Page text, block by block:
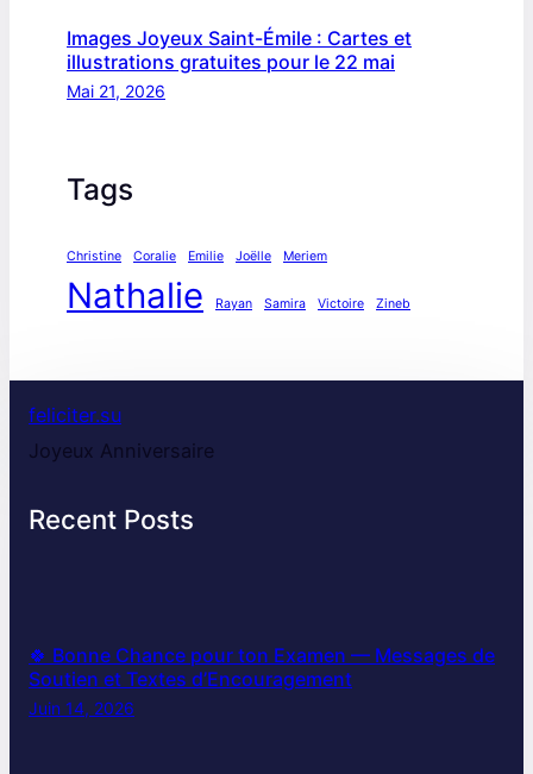
Images Joyeux Saint-Émile : Cartes et
illustrations gratuites pour le 22 mai
Mai 21, 2026
Tags
Christine Coralie Emilie Joëlle Meriem
Nathalie Rayan Samira Victoire Zineb
feliciter.su
Joyeux Anniversaire
Recent Posts
🍀 Bonne Chance pour ton Examen — Messages de
Soutien et Textes d’Encouragement
Juin 14, 2026